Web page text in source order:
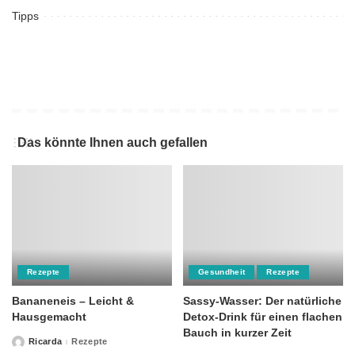
Tipps
Das könnte Ihnen auch gefallen
Rezepte
Bananeneis – Leicht &
Hausgemacht
PostedRicarda Rezepte
Gesundheit Rezepte
Sassy-Wasser: Der natürliche
Detox-Drink für einen flachen
Bauch in kurzer Zeit